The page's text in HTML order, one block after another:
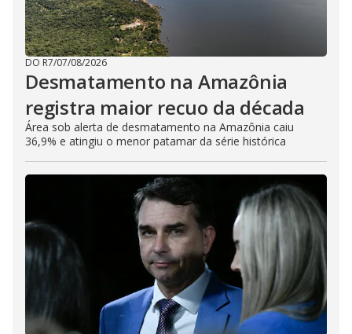
DO R7/07/08/2026
Desmatamento na Amazônia
registra maior recuo da década
Área sob alerta de desmatamento na Amazônia caiu
36,9% e atingiu o menor patamar da série histórica